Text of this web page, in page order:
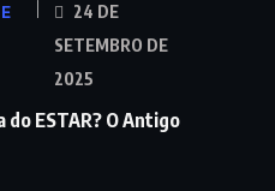
24 DE
SETEMBRO DE
2025
do ESTAR? O Antigo